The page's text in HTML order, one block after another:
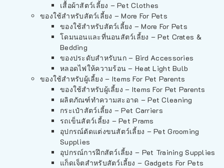
เสื้อผ้าสัตว์เลี้ยง – Pet Clothes
ของใช้สำหรับสัตว์เลี้ยง – More For Pets
ของใช้สำหรับสัตว์เลี้ยง – More For Pets
โดมนอนและที่นอนสัตว์เลี้ยง – Pet Crates &
Bedding
ของประดับสำหรับนก – Bird Accessories
หลอดไฟให้ความร้อน – Heat Light Bulb
ของใช้สำหรับผู้เลี้ยง – Items For Pet Parents
ของใช้สำหรับผู้เลี้ยง – Items For Pet Parents
ผลิตภัณฑ์ทำความสะอาด – Pet Cleaning
กระเป๋าสัตว์เลี้ยง – Pet Carriers
รถเข็นสัตว์เลี้ยง – Pet Prams
อุปกรณ์ตัดแต่งขนสัตว์เลี้ยง – Pet Grooming
Supplies
อุปกรณ์การฝึกสัตว์เลี้ยง – Pet Training Supplies
แก็ดเจ็ตสำหรับสัตว์เลี้ยง – Gadgets For Pets